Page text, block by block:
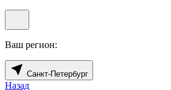
Ваш регион:
Санкт-Петербург
Назад